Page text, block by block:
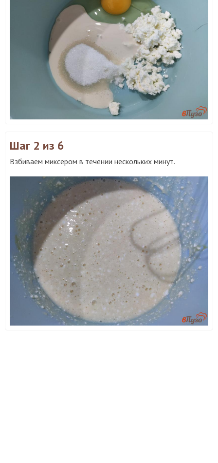
Шаг 2 из 6
Взбиваем миксером в течении нескольких минут.